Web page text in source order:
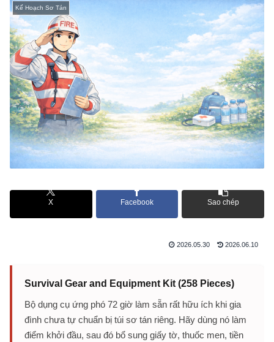
Kế Hoạch Sơ Tán
X Facebook Sao chép
2026.05.30 2026.06.10
Survival Gear and Equipment Kit (258 Pieces)
Bộ dụng cụ ứng phó 72 giờ làm sẵn rất hữu ích khi gia
đình chưa tự chuẩn bị túi sơ tán riêng. Hãy dùng nó làm
điểm khởi đầu, sau đó bổ sung giấy tờ, thuốc men, tiền